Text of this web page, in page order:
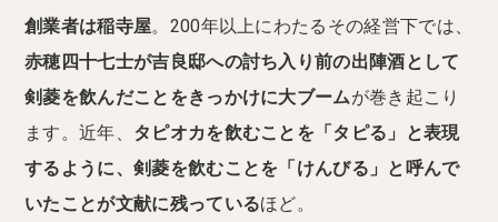
創業者は稲寺屋。200年以上にわたるその経営下では、
赤穂四十七士が吉良邸への討ち入り前の出陣酒として
剣菱を飲んだことをきっかけに大ブームが巻き起こり
ます。近年、 タピオカを飲むことを「タピる」と表現
するように、剣菱を飲むことを「けんびる」と呼んで
いたことが文献に残っているほど。